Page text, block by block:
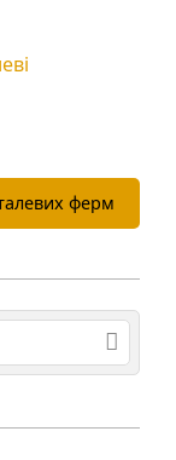
ферм